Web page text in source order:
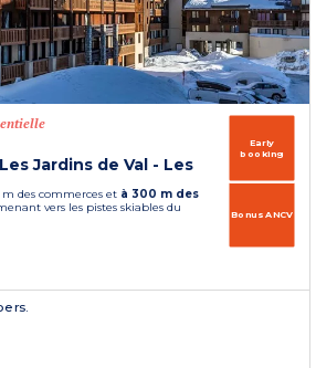
Jardins de Val - Les
des commerces et à 300 m des
vers les pistes skiables du
Early
booking
Bonus ANCV